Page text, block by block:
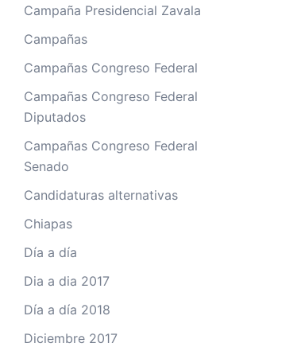
Campaña Presidencial Zavala
Campañas
Campañas Congreso Federal
Campañas Congreso Federal
Diputados
Campañas Congreso Federal
Senado
Candidaturas alternativas
Chiapas
Día a día
Dia a dia 2017
Día a día 2018
Diciembre 2017